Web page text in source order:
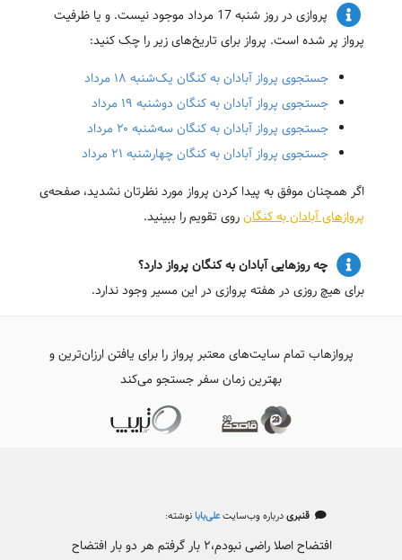
پروازی در روز شنبه 17 مرداد موجود نیست. و یا ظرفیت
پرواز پر شده است. پرواز برای تاریخ‌های زیر را چک کنید:
جستجوی پرواز آبادان به کنگان یک‌شنبه ۱۸ مرداد
جستجوی پرواز آبادان به کنگان دوشنبه ۱۹ مرداد
جستجوی پرواز آبادان به کنگان سه‌شنبه ۲۰ مرداد
جستجوی پرواز آبادان به کنگان چهارشنبه ۲۱ مرداد
اگر همچنان موفق به پیدا کردن پرواز مورد نظرتان نشدید، صفحه‌ی
پروازهای آبادان به کنگانروی تقویم را ببینید.
چه روزهایی آبادان به کنگان پرواز دارد؟
برای هیچ روزی در هفته پروازی در این مسیر وجود ندارد.
پروازهاب تمام سایت‌های معتبر پرواز را برای یافتن ارزان‌ترین و
بهترین زمان سفر جستجو می‌کند
قنبریدرباره وب‌سایتعلی‌بابانوشته:
افتضاح اصلا راضی نبودم،۲ بار گرفتم هر دو بار افتضاح